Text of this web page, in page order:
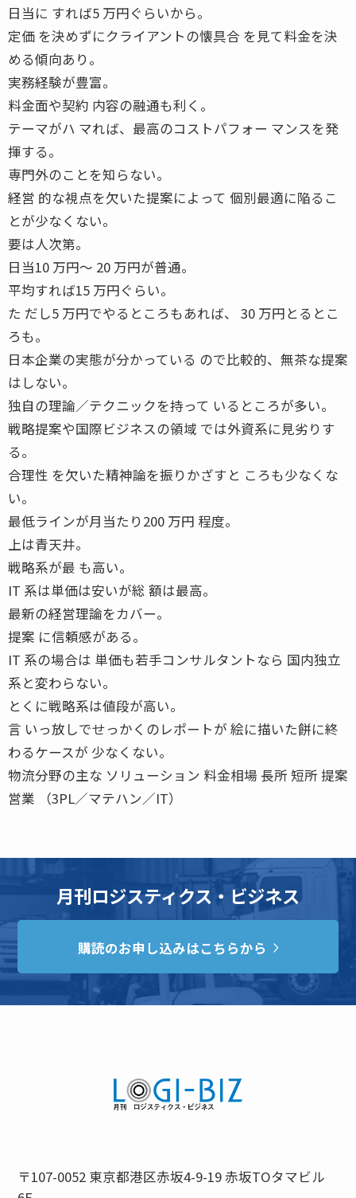
日当に すれば5 万円ぐらいから。
定価 を決めずにクライアントの懐具合 を見て料金を決
める傾向あり。
実務経験が豊富。
料金面や契約 内容の融通も利く。
テーマがハ マれば、最高のコストパフォー マンスを発
揮する。
専門外のことを知らない。
経営 的な視点を欠いた提案によって 個別最適に陥るこ
とが少なくない。
要は人次第。
日当10 万円〜 20 万円が普通。
平均すれば15 万円ぐらい。
た だし5 万円でやるところもあれば、 30 万円とるとこ
ろも。
日本企業の実態が分かっている ので比較的、無茶な提案
はしない。
独自の理論／テクニックを持って いるところが多い。
戦略提案や国際ビジネスの領域 では外資系に見劣りす
る。
合理性 を欠いた精神論を振りかざすと ころも少なくな
い。
最低ラインが月当たり200 万円 程度。
上は青天井。
戦略系が最 も高い。
IT 系は単価は安いが総 額は最高。
最新の経営理論をカバー。
提案 に信頼感がある。
IT 系の場合は 単価も若手コンサルタントなら 国内独立
系と変わらない。
とくに戦略系は値段が高い。
言 いっ放しでせっかくのレポートが 絵に描いた餅に終
わるケースが 少なくない。
物流分野の主な ソリューション 料金相場 長所 短所 提案
営業 （3PL／マテハン／IT）
月刊ロジスティクス・ビジネス
購読のお申し込みはこちらから
〒107-0052 東京都港区赤坂4-9-19 赤坂TOタマビル